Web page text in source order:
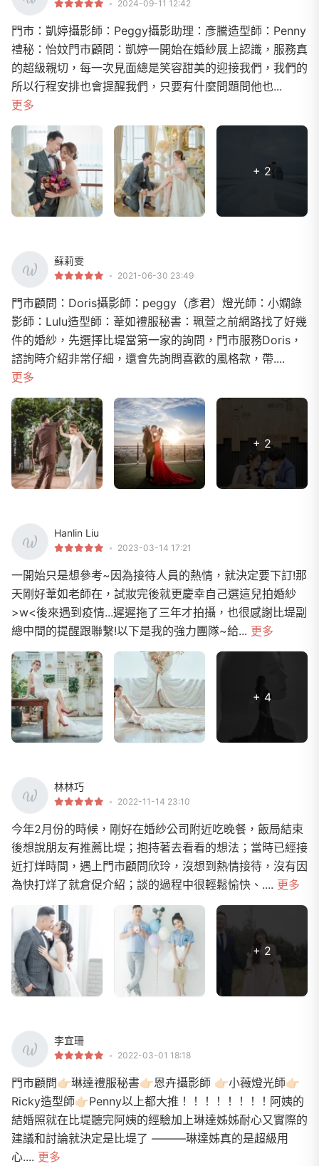
2024-09-11 12:42
門市：凱婷攝影師：Peggy攝影助理：彥騰造型師：Penny
禮秘：怡妏門市顧問：凱婷一開始在婚紗展上認識，服務真
的超級親切，每一次見面總是笑容甜美的迎接我們，我們的
所以行程安排也會提醒我們，只要有什麼問題問他也...
更多
+ 2
蘇莉雯
2021-06-30 23:49
門市顧問：Doris攝影師：peggy（彥君）燈光師：小嫻錄
影師：Lulu造型師：葦如禮服秘書：珮萱之前網路找了好幾
件的婚紗，先選擇比堤當第一家的詢問，門市服務Doris，
諮詢時介紹非常仔細，還會先詢問喜歡的風格款，帶....
更多
+ 2
Hanlin Liu
2023-03-14 17:21
一開始只是想參考~因為接待人員的熱情，就決定要下訂!那
天剛好葦如老師在，試妝完後就更慶幸自己選這兒拍婚紗
>w<後來遇到疫情...遲遲拖了三年才拍攝，也很感謝比堤副
總中間的提醒跟聯繫!以下是我的強力團隊~給... 更多
+ 4
林林巧
2022-11-14 23:10
今年2月份的時候，剛好在婚紗公司附近吃晚餐，飯局結束
後想說朋友有推薦比堤；抱持著去看看的想法；當時已經接
近打烊時間，遇上門市顧問欣玲，沒想到熱情接待，沒有因
為快打烊了就倉促介紹；談的過程中很輕鬆愉快、.... 更多
+ 2
李宜珊
2022-03-01 18:18
門市顧問👉🏻琳達禮服秘書👉🏻恩卉攝影師 👉🏻小薇燈光師👉🏻
Ricky造型師👉🏻Penny以上都大推！！！！！！！！阿姨的
結婚照就在比堤聽完阿姨的經驗加上琳達姊姊耐心又實際的
建議和討論就決定是比堤了 ———琳達姊真的是超級用
心.... 更多